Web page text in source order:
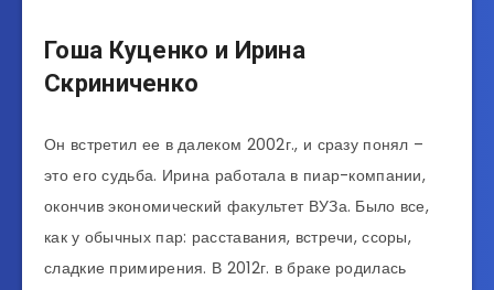
Гоша Куценко и Ирина
Скриниченко
Он встретил ее в далеком 2002г., и сразу понял –
это его судьба. Ирина работала в пиар-компании,
окончив экономический факультет ВУЗа. Было все,
как у обычных пар: расставания, встречи, ссоры,
сладкие примирения. В 2012г. в браке родилась